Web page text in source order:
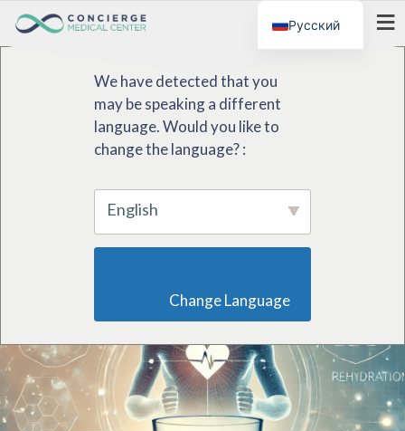
We have detected that you
may be speaking a different
language. Would you like to
change the language? :
English
МЕНЮ
Русский